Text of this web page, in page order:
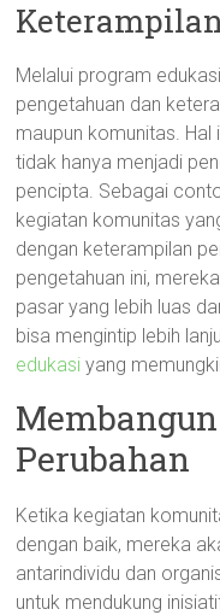
Melalui program
pengetahuan dan
maupun komunitas.
tidak hanya menjadi
pencipta. Sebagai
kegiatan komunitas
dengan keterampilan
pengetahuan ini,
pasar yang lebih luas
bisa mengintip lebih
edukasi yang
Perubahan
Ketika kegiatan
dengan baik, mereka
antarindividu dan
untuk mendukung